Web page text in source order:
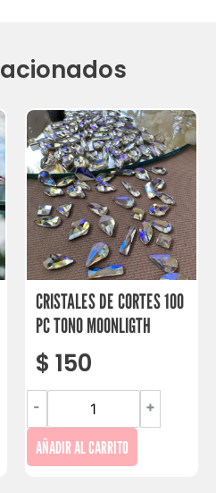
CRISTALES DE CORTES 100
PC TONO MOONLIGTH
$ 150
- +
AÑADIR AL CARRITO